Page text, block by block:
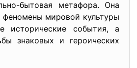
бытовая метафора. Она
феномены мировой культуры
исторические события, а
знаковых и героических